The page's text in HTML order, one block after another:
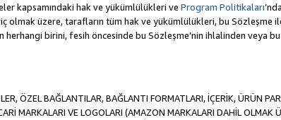
kapsamındaki hak ve yükümlülükleri ve Program Politikaları
üzere, tarafların tüm hak ve yükümlülükleri, bu Sözleşme
birini, fesih öncesinde bu Sözleşme’nin ihlalinden veya
ÖZEL BAĞLANTILAR, BAĞLANTI FORMATLARI, İÇERİK, ÜRÜN
MARKALARI VE LOGOLARI (AMAZON MARKALARI DAHİL OLMAK